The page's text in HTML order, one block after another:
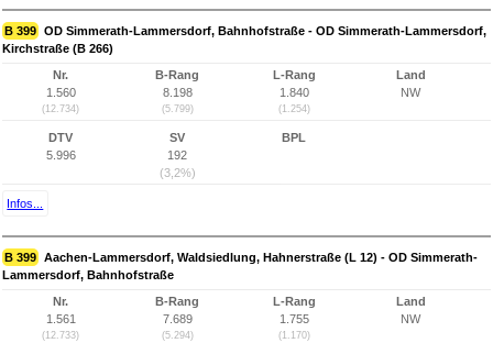
B 399 OD Simmerath-Lammersdorf, Bahnhofstraße - OD Simmerath-Lammersdorf,
Kirchstraße (B 266)
Nr.
1.560
(12.734)
B-Rang
8.198
(5.799)
L-Rang
1.840
(1.254)
Land
NW
DTV
5.996
SV
192
(3,2%)
BPL
Infos...
B 399 Aachen-Lammersdorf, Waldsiedlung, Hahnerstraße (L 12) - OD Simmerath-
Lammersdorf, Bahnhofstraße
Nr.
1.561
(12.733)
B-Rang
7.689
(5.294)
L-Rang
1.755
(1.170)
Land
NW